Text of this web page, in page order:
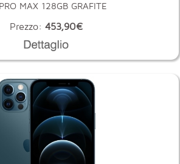
MAX 128GB GRAFITE
Prezzo: 453,90€